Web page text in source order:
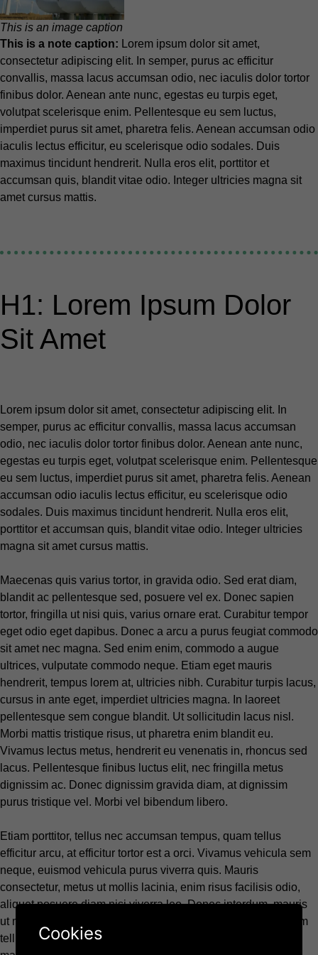
This is an image caption
This is a note caption: Lorem ipsum dolor sit amet,
consectetur adipiscing elit. In semper, purus ac efficitur
convallis, massa lacus accumsan odio, nec iaculis dolor tortor
finibus dolor. Aenean ante nunc, egestas eu turpis eget,
volutpat scelerisque enim. Pellentesque eu sem luctus,
imperdiet purus sit amet, pharetra felis. Aenean accumsan odio
iaculis lectus efficitur, eu scelerisque odio sodales. Duis
maximus tincidunt hendrerit. Nulla eros elit, porttitor et
accumsan quis, blandit vitae odio. Integer ultricies magna sit
amet cursus mattis.
H1: Lorem Ipsum Dolor
Sit Amet
Lorem ipsum dolor sit amet, consectetur adipiscing elit. In
semper, purus ac efficitur convallis, massa lacus accumsan
odio, nec iaculis dolor tortor finibus dolor. Aenean ante nunc,
egestas eu turpis eget, volutpat scelerisque enim. Pellentesque
eu sem luctus, imperdiet purus sit amet, pharetra felis. Aenean
accumsan odio iaculis lectus efficitur, eu scelerisque odio
sodales. Duis maximus tincidunt hendrerit. Nulla eros elit,
porttitor et accumsan quis, blandit vitae odio. Integer ultricies
magna sit amet cursus mattis.
Maecenas quis varius tortor, in gravida odio. Sed erat diam,
blandit ac pellentesque sed, posuere vel ex. Donec sapien
tortor, fringilla ut nisi quis, varius ornare erat. Curabitur tempor
eget odio eget dapibus. Donec a arcu a purus feugiat commodo
sit amet nec magna. Sed enim enim, commodo a augue
ultrices, vulputate commodo neque. Etiam eget mauris
hendrerit, tempus lorem at, ultricies nibh. Curabitur turpis lacus,
cursus in ante eget, imperdiet ultricies magna. In laoreet
pellentesque sem congue blandit. Ut sollicitudin lacus nisl.
Morbi mattis tristique risus, ut pharetra enim blandit eu.
Vivamus lectus metus, hendrerit eu venenatis in, rhoncus sed
lacus. Pellentesque finibus luctus elit, nec fringilla metus
dignissim ac. Donec dignissim gravida diam, at dignissim
purus tristique vel. Morbi vel bibendum libero.
Etiam porttitor, tellus nec accumsan tempus, quam tellus
efficitur arcu, at efficitur tortor est a orci. Vivamus vehicula sem
neque, euismod vehicula purus viverra quis. Mauris
consectetur, metus ut mollis lacinia, enim risus facilisis odio,
aliquet posuere diam nisi viverra leo. Donec interdum, mauris
ut malesuada congue, arcu purus vulputate felis, eget pretium
tellus erat sed neque. Integer pharetra venenatis dui, ac
Cookies